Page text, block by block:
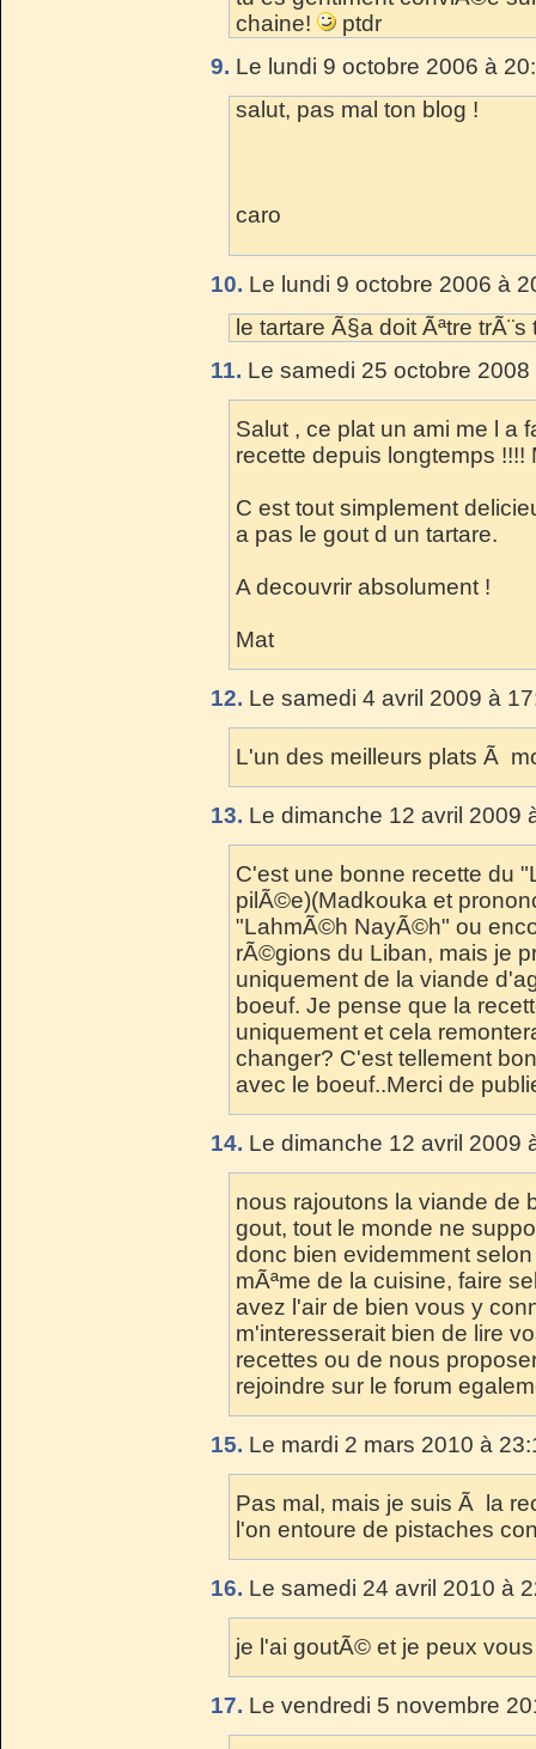
chaine!
ptdr
9. Le lundi 9 octobre 2006 à
salut, pas mal ton blog !
caro
10. Le lundi 9 octobre 2006 à
le tartare Ã§a doit Ãªtre
11. Le samedi 25 octobre
Salut , ce plat un ami me l a
recette depuis longtemps !!!!
C est tout simplement
a pas le gout d un tartare.
A decouvrir absolument !
Mat
12. Le samedi 4 avril 2009 à
L'un des meilleurs plats Ã
13. Le dimanche 12 avril 2009
C'est une bonne recette du
pilÃ©e)(Madkouka et
"LahmÃ©h NayÃ©h" ou
rÃ©gions du Liban, mais je
uniquement de la viande
boeuf. Je pense que la
uniquement et cela
changer? C'est tellement
avec le boeuf..Merci de
14. Le dimanche 12 avril 2009
nous rajoutons la viande de
gout, tout le monde ne
donc bien evidemment
mÃªme de la cuisine, faire
avez l'air de bien vous y
m'interesserait bien de lire
recettes ou de nous
rejoindre sur le forum
15. Le mardi 2 mars 2010 à
Pas mal, mais je suis Ã la
l'on entoure de pistaches
16. Le samedi 24 avril 2010 à
je l'ai goutÃ© et je peux
17. Le vendredi 5 novembre